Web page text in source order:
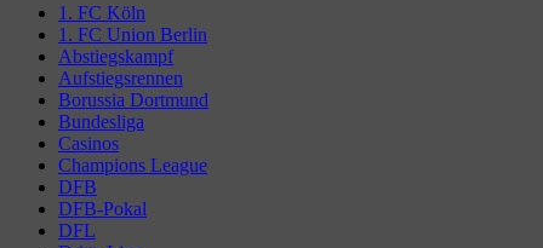
1. FC Köln
1. FC Union Berlin
Abstiegskampf
Aufstiegsrennen
Borussia Dortmund
Bundesliga
Casinos
Champions League
DFB
DFB-Pokal
DFL